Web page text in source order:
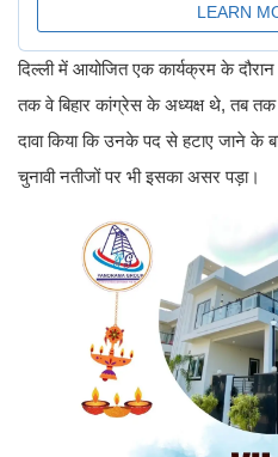
दिल्ली में आयोजित एक कार्यक्रम के
तक वे बिहार कांग्रेस के अध्यक्ष थे, तब
दावा किया कि उनके पद से हटाए जाने के
चुनावी नतीजों पर भी इसका असर पड़ा।